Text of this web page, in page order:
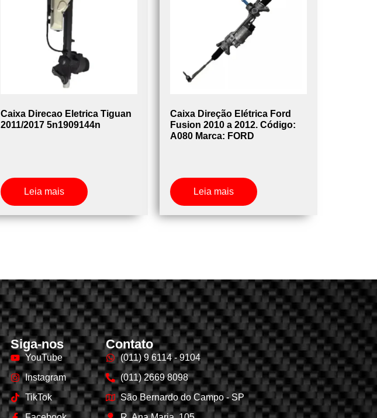
Caixa Direcao Eletrica Tiguan
2011/2017 5n1909144n
Leia mais
Caixa Direção Elétrica Ford
Fusion 2010 a 2012. Código:
A080 Marca: FORD
Leia mais
Siga-nos
YouTube
Instagram
TikTok
Contato
(011) 9 6114 - 9104
(011) 2669 8098
São Bernardo do Campo - SP